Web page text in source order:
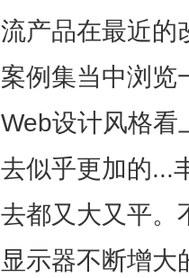
流产品在最近的
案例集当中浏览
Web设计风格看
去似乎更加的...
去都又大又平。
显示器不断增大